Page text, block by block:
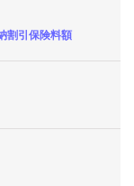
割引保険料額